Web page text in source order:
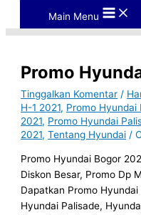
Main Menu
Promo
Tinggalkan Komentar /
H-1 2021, Promo Hyundai
2021, Promo Hyundai
2021,Tentang Hyundai /
Promo Hyundai Bogor
Diskon Besar, Promo Dp
Dapatkan Promo Hyundai
Hyundai Palisade,